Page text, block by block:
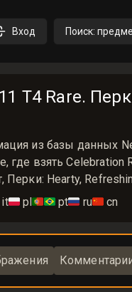
Вход Поиск:
T4 Rare.
из базы данных
где взять
Перки: Hearty,
it🇵🇱 pl🇵🇹🇧🇷 pt🇷🇺 ru🇨🇳 cn